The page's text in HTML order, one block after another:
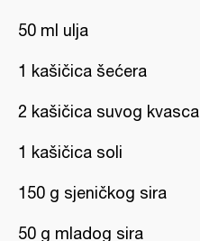
50 ml ulja
1 kašičica šećera
2 kašičica suvog kvasca
1 kašičica soli
150 g sjeničkog sira
50 g mladog sira